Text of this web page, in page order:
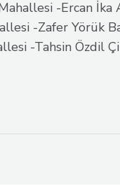
-Ercan
-Zafer Yörük
-Tahsin Özdil